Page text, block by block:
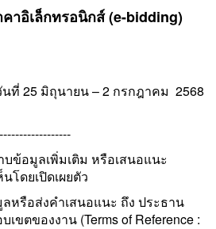
าอิเล็กทรอนิกส์ (e-bidding)
ที่ 25 มิถุนายน – 2 กรกฎาคม 2568
ข้อมูลเพิ่มเติม หรือเสนอแนะ
โดยเปิดเผยตัว
รือส่งคำเสนอแนะ ถึง ประธาน
ขตของงาน (Terms of Reference :